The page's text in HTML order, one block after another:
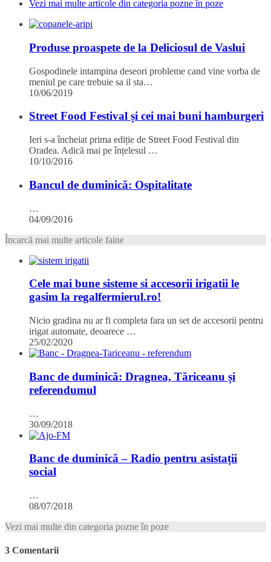
Vezi mai multe articole din categoria pozne în poze
Produse proaspete de la Deliciosul de Vaslui
Gospodinele intampina deseori probleme cand vine vorba de
meniul pe care trebuie sa il sta…
10/06/2019
Street Food Festival și cei mai buni hamburgeri
Ieri s-a încheiat prima ediție de Street Food Festival din
Oradea. Adică mai pe înțelesul …
10/10/2016
Bancul de duminică: Ospitalitate
…
04/09/2016
Încarcă mai multe articole faine
Cele mai bune sisteme si accesorii irigatii le
gasim la regalfermierul.ro!
Nicio gradina nu ar fi completa fara un set de accesorii pentru
irigat automate, deoarece …
25/02/2020
Banc de duminică: Dragnea, Tăriceanu și
referendumul
…
30/09/2018
Banc de duminică – Radio pentru asistații
social
…
08/07/2018
Vezi mai multe din categoria pozne în poze
3 Comentarii